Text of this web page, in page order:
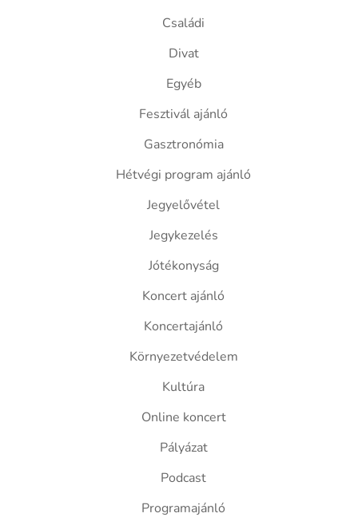
Családi
Divat
Egyéb
Fesztivál ajánló
Gasztronómia
Hétvégi program ajánló
Jegyelővétel
Jegykezelés
Jótékonyság
Koncert ajánló
Koncertajánló
Környezetvédelem
Kultúra
Online koncert
Pályázat
Podcast
Programajánló